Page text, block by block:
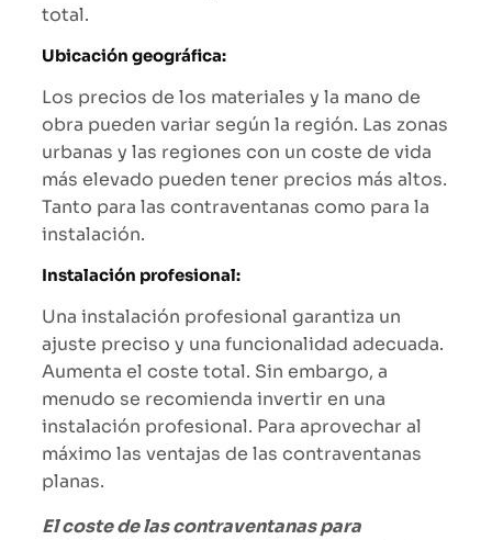
total.
Ubicación geográfica:
Los precios de los materiales y la mano de
obra pueden variar según la región. Las zonas
urbanas y las regiones con un coste de vida
más elevado pueden tener precios más altos.
Tanto para las contraventanas como para la
instalación.
Instalación profesional:
Una instalación profesional garantiza un
ajuste preciso y una funcionalidad adecuada.
Aumenta el coste total. Sin embargo, a
menudo se recomienda invertir en una
instalación profesional. Para aprovechar al
máximo las ventajas de las contraventanas
planas.
El coste de las contraventanas para